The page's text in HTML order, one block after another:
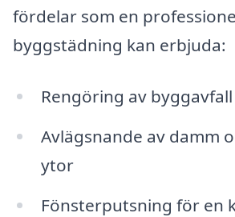
fördelar som en
byggstädning kan erbjuda:
Rengöring av
Avlägsnande av damm
ytor
Fönsterputsning för en